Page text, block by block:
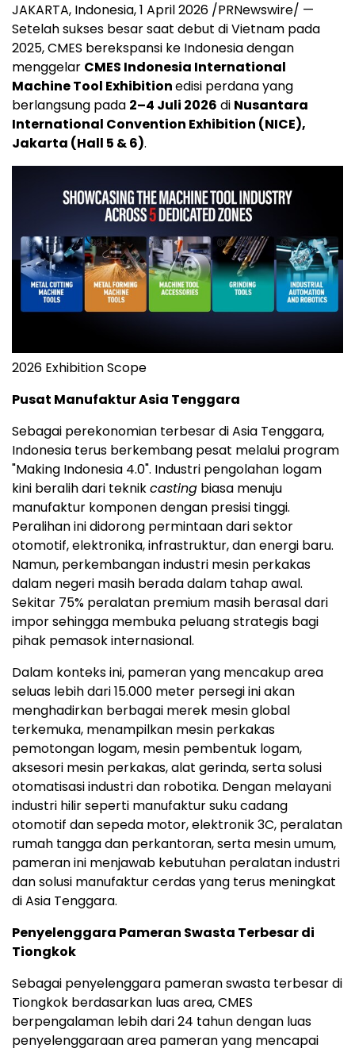
JAKARTA, Indonesia, 1 April 2026 /PRNewswire/ —
Setelah sukses besar saat debut di Vietnam pada
2025, CMES berekspansi ke Indonesia dengan
menggelar CMES Indonesia International
Machine Tool Exhibitionedisi perdana yang
berlangsung pada 2–4 Juli 2026 di Nusantara
International Convention Exhibition (NICE),
Jakarta (Hall 5 & 6).
2026 Exhibition Scope
Pusat Manufaktur Asia Tenggara
Sebagai perekonomian terbesar di Asia Tenggara,
Indonesia terus berkembang pesat melalui program
"Making Indonesia 4.0". Industri pengolahan logam
kini beralih dari teknikcasting biasa menuju
manufaktur komponen dengan presisi tinggi.
Peralihan ini didorong permintaan dari sektor
otomotif, elektronika, infrastruktur, dan energi baru.
Namun, perkembangan industri mesin perkakas
dalam negeri masih berada dalam tahap awal.
Sekitar 75% peralatan premium masih berasal dari
impor sehingga membuka peluang strategis bagi
pihak pemasok internasional.
Dalam konteks ini, pameran yang mencakup area
seluas lebih dari 15.000 meter persegi ini akan
menghadirkan berbagai merek mesin global
terkemuka, menampilkan mesin perkakas
pemotongan logam, mesin pembentuk logam,
aksesori mesin perkakas, alat gerinda, serta solusi
otomatisasi industri dan robotika. Dengan melayani
industri hilir seperti manufaktur suku cadang
otomotif dan sepeda motor, elektronik 3C, peralatan
rumah tangga dan perkantoran, serta mesin umum,
pameran ini menjawab kebutuhan peralatan industri
dan solusi manufaktur cerdas yang terus meningkat
di Asia Tenggara.
Penyelenggara Pameran Swasta Terbesar di
Tiongkok
Sebagai penyelenggara pameran swasta terbesar di
Tiongkok berdasarkan luas area, CMES
berpengalaman lebih dari 24 tahun dengan luas
penyelenggaraan area pameran yang mencapai